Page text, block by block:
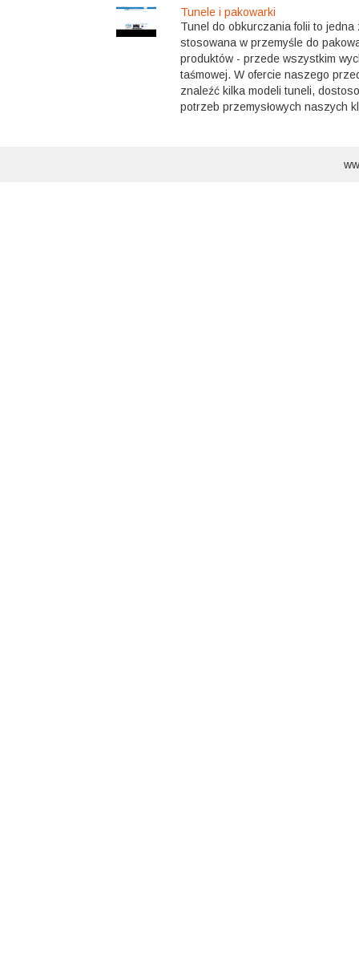
Tunele i pakowarki
Tunel do obkurczania folii to
stosowana w przemyśle do
produktów - przede wszystkim
taśmowej. W ofercie naszego
znaleźć kilka modeli tuneli,
potrzeb przemysłowych naszych